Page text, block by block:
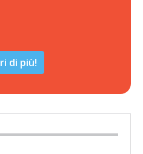
di più!